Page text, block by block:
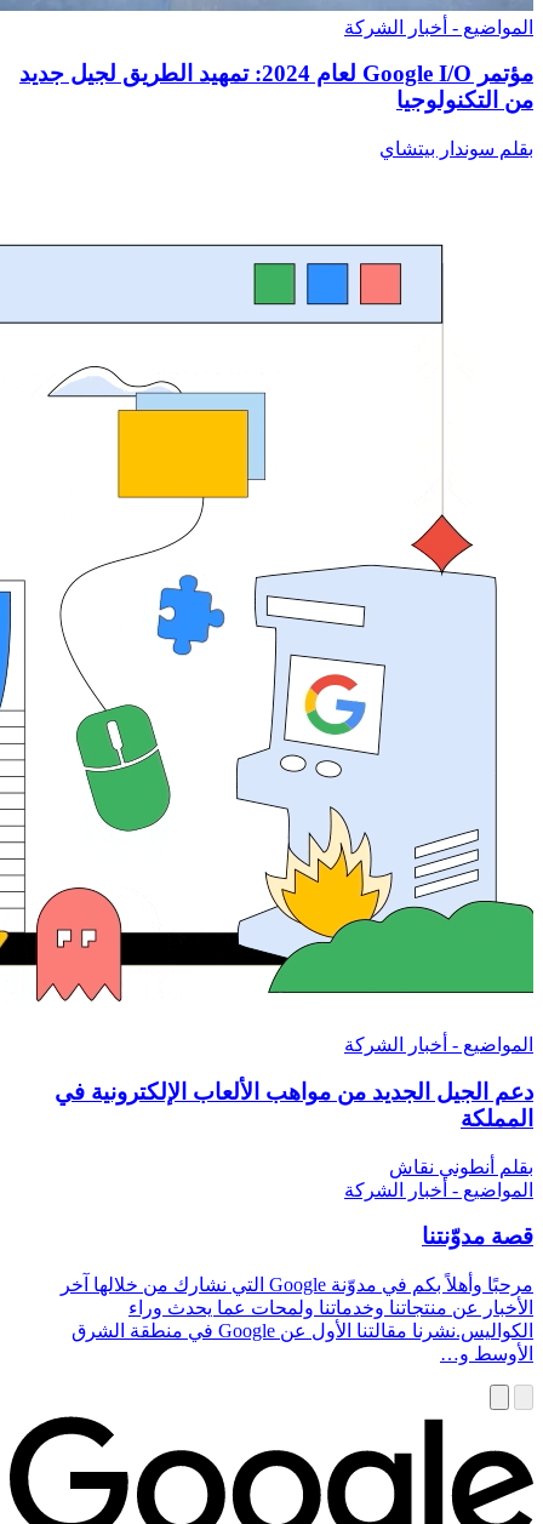
المواضيع - أخبار الشركة
مؤتمر Google I/O لعام 2024: تمهيد الطريق لجيل جديد
من التكنولوجيا
بقلم سوندار بيتشاي
المواضيع - أخبار الشركة
دعم الجيل الجديد من مواهب الألعاب الإلكترونية في
المملكة
بقلم أنطوني نقاش
المواضيع - أخبار الشركة
قصة مدوّنتنا
مرحبًا وأهلاً بكم في مدوّنة Google التي نشارك من خلالها آخر
الأخبار عن منتجاتنا وخدماتنا ولمحات عما يحدث وراء
الكواليس.نشرنا مقالتنا الأول عن Google في منطقة الشرق
الأوسط و…